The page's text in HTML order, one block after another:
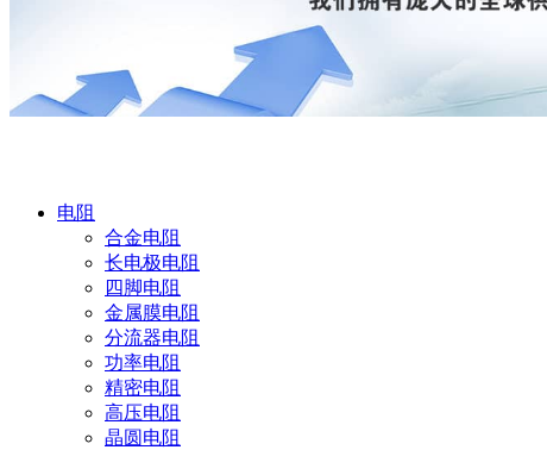
电阻
合金电阻
长电极电阻
四脚电阻
金属膜电阻
分流器电阻
功率电阻
精密电阻
高压电阻
晶圆电阻